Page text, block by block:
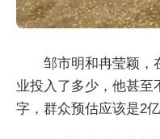
邹市明和冉莹颖，
业投入了多少，他甚至
字，群众预估应该是2亿